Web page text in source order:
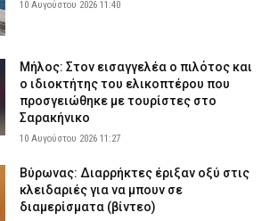
10 Αυγούστου 2026 11:40
Μήλος: Στον εισαγγελέα ο πιλότος και
ο ιδιοκτήτης του ελικοπτέρου που
προσγειώθηκε με τουρίστες στο
Σαρακήνικο
10 Αυγούστου 2026 11:27
Βύρωνας: Διαρρήκτες έριξαν οξύ στις
κλειδαριές για να μπουν σε
διαμερίσματα (βίντεο)